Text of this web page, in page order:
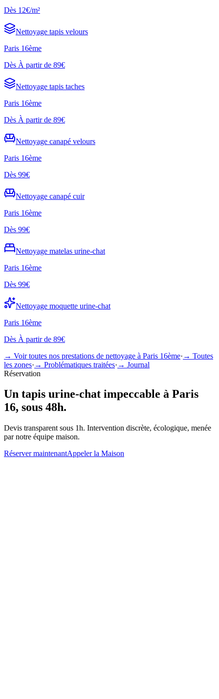
Dès 12€/m²
Nettoyage tapis velours
Paris 16ème
Dès À partir de 89€
Nettoyage tapis taches
Paris 16ème
Dès À partir de 89€
Nettoyage canapé velours
Paris 16ème
Dès 99€
Nettoyage canapé cuir
Paris 16ème
Dès 99€
Nettoyage matelas urine-chat
Paris 16ème
Dès 99€
Nettoyage moquette urine-chat
Paris 16ème
Dès À partir de 89€
→ Voir toutes nos prestations de nettoyage à Paris 16ème· → Toutes
les zones· → Problématiques traitées· → Journal
Réservation
Un tapis urine-chat impeccable à Paris
16, sous 48h.
Devis transparent sous 1h. Intervention discrète, écologique, menée
par notre équipe maison.
Réserver maintenantAppeler la Maison